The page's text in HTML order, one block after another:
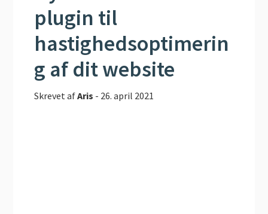
plugin til
hastighedsoptimerin
g af dit website
Skrevet afAris - 26. april 2021